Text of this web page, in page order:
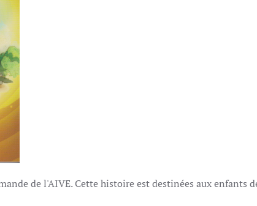
de l'AIVE. Cette histoire est destinées aux enfants